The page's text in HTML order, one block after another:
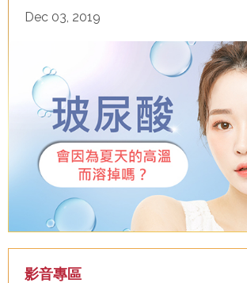
Dec 03, 2019
影音專區